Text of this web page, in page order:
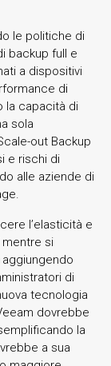
le politiche di
backup full e
a dispositivi
di
la capacità di
sola
out Backup
e rischi di
alle aziende di
l’elasticità e
si
di
tecnologia
dovrebbe
la
a sua